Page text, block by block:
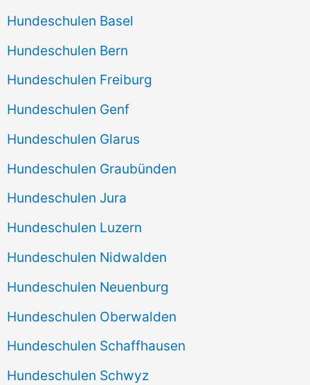
Hundeschulen Basel
Hundeschulen Bern
Hundeschulen Freiburg
Hundeschulen Genf
Hundeschulen Glarus
Hundeschulen Graubünden
Hundeschulen Jura
Hundeschulen Luzern
Hundeschulen Nidwalden
Hundeschulen Neuenburg
Hundeschulen Oberwalden
Hundeschulen Schaffhausen
Hundeschulen Schwyz